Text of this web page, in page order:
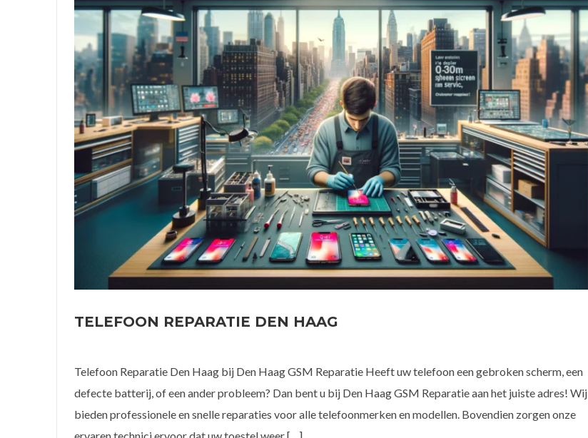
TELEFOON REPARATIE DEN HAAG
Telefoon Reparatie Den Haag bij Den Haag GSM Reparatie Heeft uw telefoon een gebroken scherm, een
defecte batterij, of een ander probleem? Dan bent u bij Den Haag GSM Reparatie aan het juiste adres! Wij
bieden professionele en snelle reparaties voor alle telefoonmerken en modellen. Bovendien zorgen onze